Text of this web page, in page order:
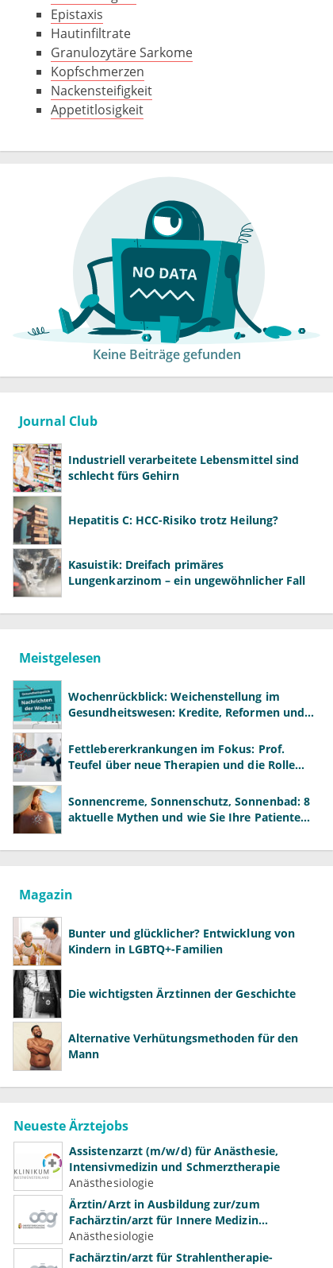
Epistaxis
Hautinfiltrate
Granulozytäre Sarkome
Kopfschmerzen
Nackensteifigkeit
Appetitlosigkeit
Keine Beiträge gefunden
Journal Club
Industriell verarbeitete Lebensmittel sind
schlecht fürs Gehirn
Hepatitis C: HCC-Risiko trotz Heilung?
Kasuistik: Dreifach primäres
Lungenkarzinom – ein ungewöhnlicher Fall
Meistgelesen
Wochenrückblick: Weichenstellung im
Gesundheitswesen: Kredite, Reformen und
Fettlebererkrankungen im Fokus: Prof.
Teufel über neue Therapien und die Rolle
Sonnencreme, Sonnenschutz, Sonnenbad: 8
aktuelle Mythen und wie Sie Ihre Patienten
Magazin
Bunter und glücklicher? Entwicklung von
Kindern in LGBTQ+-Familien
Die wichtigsten Ärztinnen der Geschichte
Alternative Verhütungsmethoden für den
Mann
Neueste Ärztejobs
Assistenzarzt (m/w/d) für Anästhesie,
Intensivmedizin und Schmerztherapie
Anästhesiologie
Ärztin/Arzt in Ausbildung zur/zum
Fachärztin/arzt für Innere Medizin
(Kardiologie, Nephrologie, Intensivmedizin)
Anästhesiologie
Fachärztin/arzt für Strahlentherapie-